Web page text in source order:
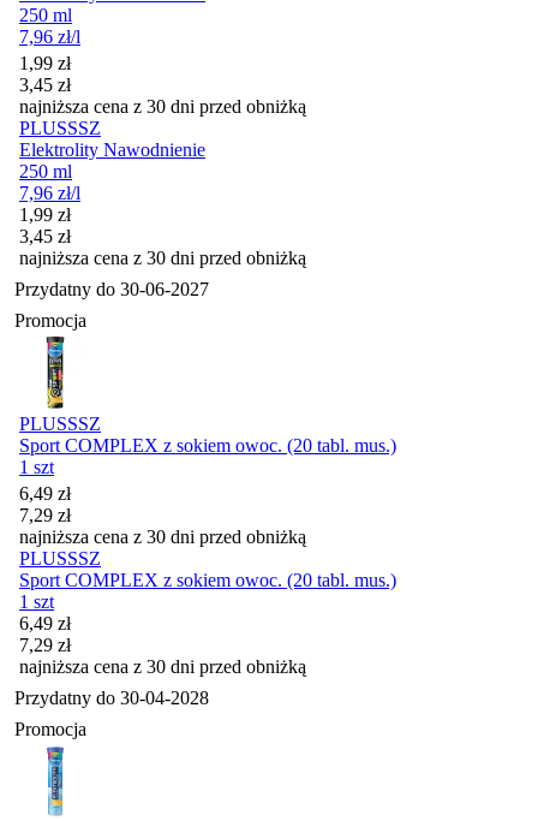
250 ml
7,96 zł/l
Cena promocyjna
1,99 zł
3,45 zł
najniższa cena z 30 dni przed obniżką
PLUSSSZ
Elektrolity Nawodnienie
250 ml
7,96 zł/l
Cena promocyjna
1,99 zł
3,45 zł
najniższa cena z 30 dni przed obniżką
Przydatny do 30-06-2027
Promocja
PLUSSSZ
Sport COMPLEX z sokiem owoc. (20 tabl. mus.)
1 szt
Cena promocyjna
6,49 zł
7,29 zł
najniższa cena z 30 dni przed obniżką
PLUSSSZ
Sport COMPLEX z sokiem owoc. (20 tabl. mus.)
1 szt
Cena promocyjna
6,49 zł
7,29 zł
najniższa cena z 30 dni przed obniżką
Przydatny do 30-04-2028
Promocja